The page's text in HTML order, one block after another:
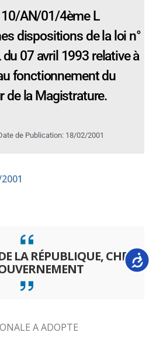
10/AN/01/4ème L
dispositions de la loi n°
07 avril 1993 relative à
fonctionnement du
de la Magistrature.
de Publication: 18/02/2001
LA RÉPUBLIQUE, CHEF
A ADOPTE